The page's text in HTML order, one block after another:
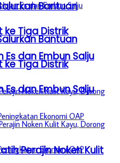
Bantuan
Tiga Distrik
dan Embun Salju
Perajin Noken Kulit
Bantuan
Tiga Distrik
dan Embun Salju